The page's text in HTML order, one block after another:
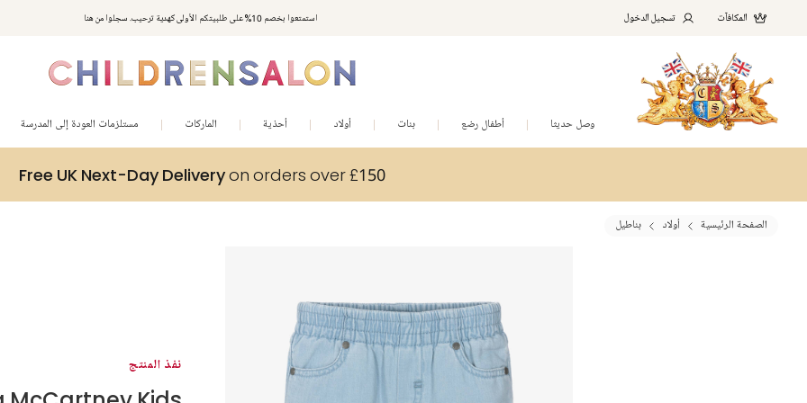
استمتعوا بخصم 10% على طلبيتكم الأولى كهدية ترحيب. سجلوا من هنا المكافآت تسجيل الدخول
وصل حديثا أطفال رضع بنات أولاد أحذية الماركات مستلزمات العودة إلى المدرسة
Free UK Next-Day Deliveryon orders over £150
الصفحة الرئيسية أولاد بناطيل
نفذ المنتج